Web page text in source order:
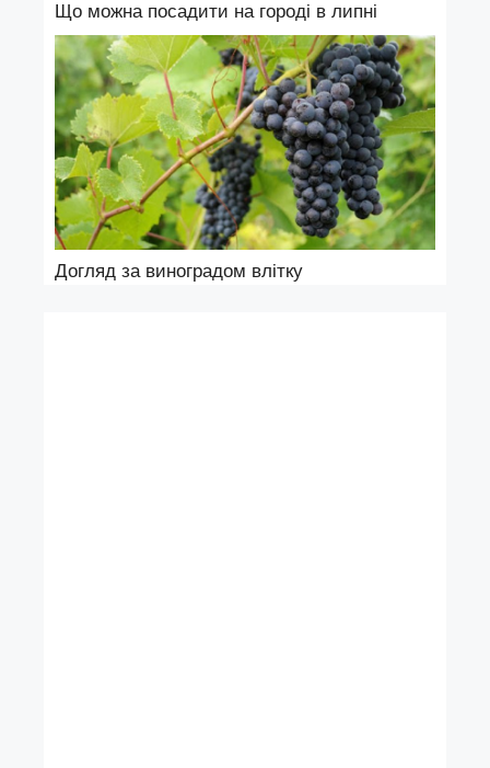
Що можна посадити на городі в липні
Догляд за виноградом влітку